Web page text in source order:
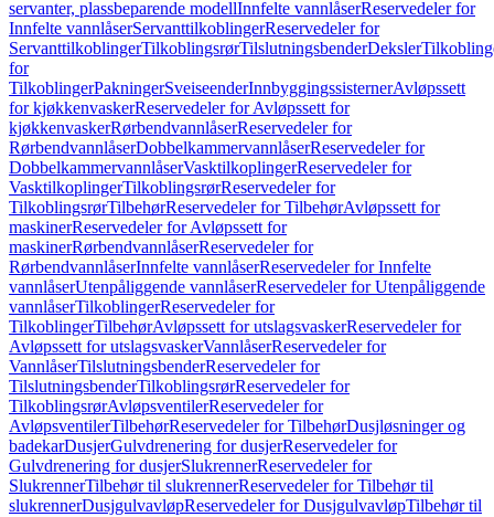
servanter, plassbeparende modellInnfelte vannlåserReservedeler for
Innfelte vannlåserServanttilkoblingerReservedeler for
ServanttilkoblingerTilkoblingsrørTilslutningsbenderDeksler
for
TilkoblingerPakningerSveiseenderInnbyggingssisternerAvløpssett
for kjøkkenvaskerReservedeler for Avløpssett for
kjøkkenvaskerRørbendvannlåserReservedeler for
RørbendvannlåserDobbelkammervannlåserReservedeler for
DobbelkammervannlåserVasktilkoplingerReservedeler for
VasktilkoplingerTilkoblingsrørReservedeler for
TilkoblingsrørTilbehørReservedeler for TilbehørAvløpssett for
maskinerReservedeler for Avløpssett for
maskinerRørbendvannlåserReservedeler for
RørbendvannlåserInnfelte vannlåserReservedeler for Innfelte
vannlåserUtenpåliggende vannlåserReservedeler for Utenpåliggende
vannlåserTilkoblingerReservedeler for
TilkoblingerTilbehørAvløpssett for utslagsvaskerReservedeler for
Avløpssett for utslagsvaskerVannlåserReservedeler for
VannlåserTilslutningsbenderReservedeler for
TilslutningsbenderTilkoblingsrørReservedeler for
TilkoblingsrørAvløpsventilerReservedeler for
AvløpsventilerTilbehørReservedeler for TilbehørDusjløsninger og
badekarDusjerGulvdrenering for dusjerReservedeler for
Gulvdrenering for dusjerSlukrennerReservedeler for
SlukrennerTilbehør til slukrennerReservedeler for Tilbehør til
slukrennerDusjgulvavløpReservedeler for DusjgulvavløpTilbehør til